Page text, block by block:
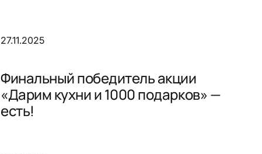
27.11.2025
Финальный победитель акции
«Дарим кухни и 1000 подарков» —
есть!